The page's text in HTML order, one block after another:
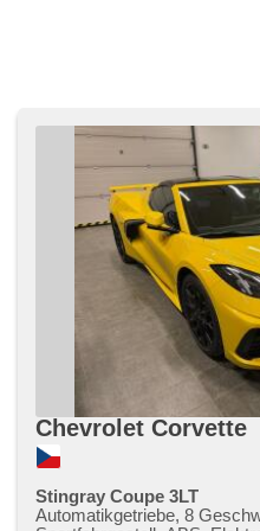
Chevrolet Corvette
Stingray Coupe 3LT
Automatikgetriebe, 8